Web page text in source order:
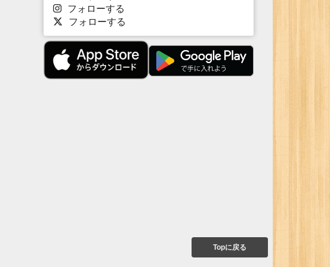
フォローする
フォローする
Topに戻る